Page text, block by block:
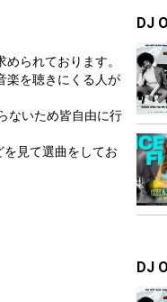
られております。
楽を聴きにくる人が
ないため皆自由に行
見て選曲をしてお
DJ
DJ